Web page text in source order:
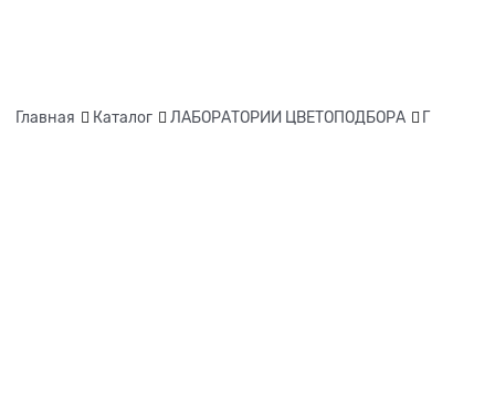
Главная Каталог ЛАБОРАТОРИИ ЦВЕТОПОДБОРА Г